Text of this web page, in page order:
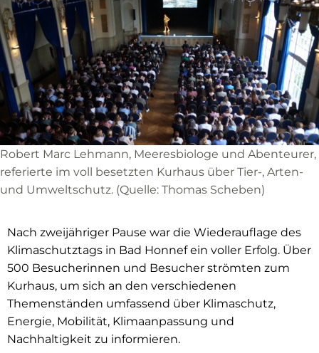
Robert Marc Lehmann, Meeresbiologe und Abenteurer,
referierte im voll besetzten Kurhaus über Tier-, Arten-
und Umweltschutz. (Quelle: Thomas Scheben)
Nach zweijähriger Pause war die Wiederauflage des
Klimaschutztags in Bad Honnef ein voller Erfolg. Über
500 Besucherinnen und Besucher strömten zum
Kurhaus, um sich an den verschiedenen
Themenständen umfassend über Klimaschutz,
Energie, Mobilität, Klimaanpassung und
Nachhaltigkeit zu informieren.